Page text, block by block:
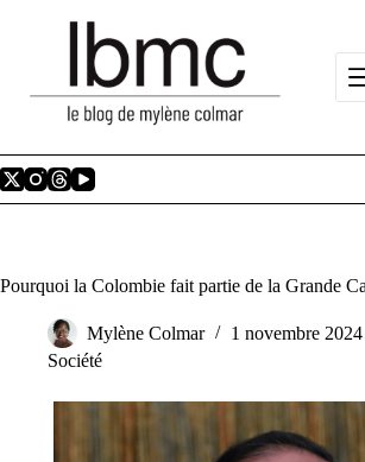
Pourquoi la Colombie fait partie de la Grande
Mylène Colmar
1 novembre 2024
Société